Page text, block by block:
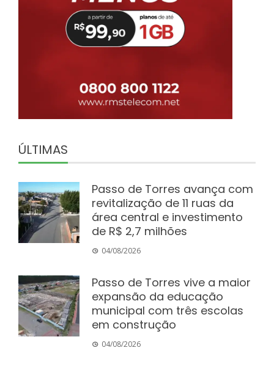
ÚLTIMAS
Passo de Torres avança com
revitalização de 11 ruas da
área central e investimento
de R$ 2,7 milhões
04/08/2026
Passo de Torres vive a maior
expansão da educação
municipal com três escolas
em construção
04/08/2026